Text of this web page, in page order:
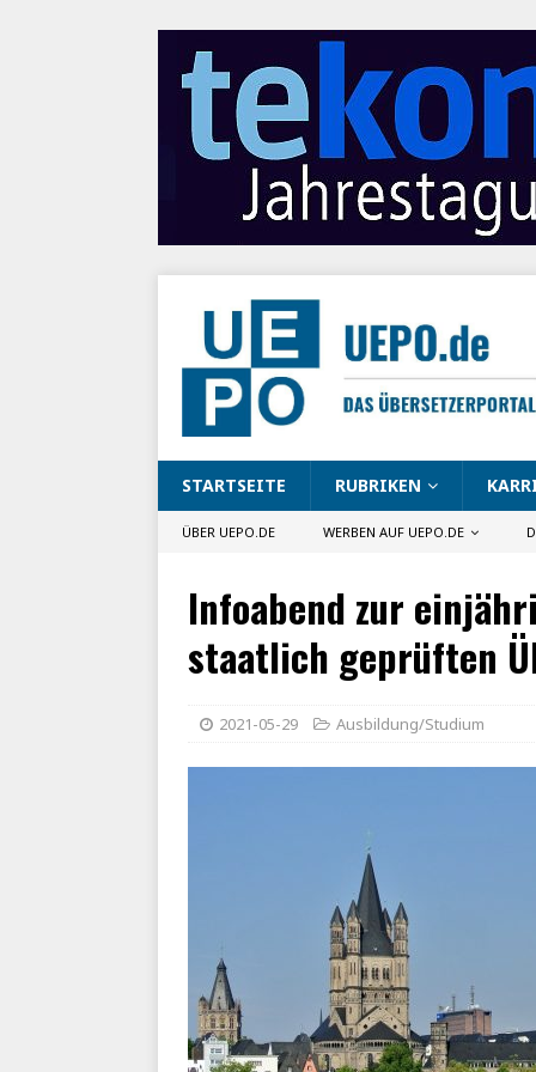
STARTSEITE RUBRIKEN
ÜBER UEPO.DE WERBEN AUF UEPO.DE
Infoabend zur
staatlich geprüften
2021-05-29 Ausbildung/Studium